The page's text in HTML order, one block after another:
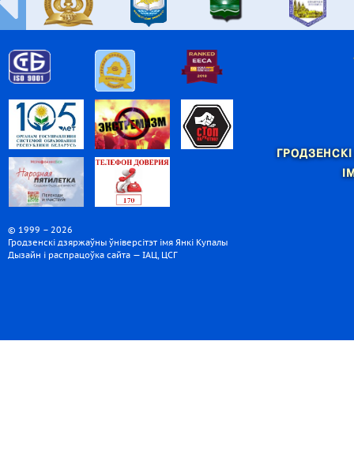
© 1999 – 2026
Гродзенскі дзяржаўны ўніверсітэт імя Янкі Купалы
Дызайн і распрацоўка сайта — ІАЦ, ЦСГ